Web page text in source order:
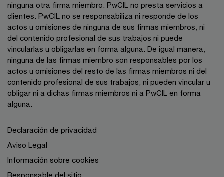
ninguna otra firma miembro. PwCIL no presta servicios a
clientes. PwCIL no se responsabiliza ni responde de los
actos u omisiones de ninguna de sus firmas miembros, ni
del contenido profesional de sus trabajos ni puede
vincularlas u obligarlas en forma alguna. De igual manera,
ninguna de las firmas miembro son responsables por los
actos u omisiones del resto de las firmas miembros ni del
contenido profesional de sus trabajos, ni pueden vincular u
obligar ni a dichas firmas miembros ni a PwCIL en forma
alguna.
Declaración de privacidad
Aviso Legal
Información sobre cookies
Responsable del sitio